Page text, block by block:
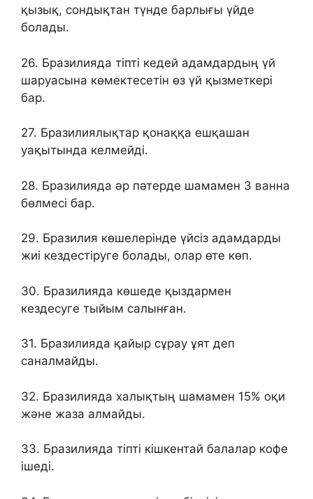
қызық, сондықтан түнде барлығы үйде
болады.
26. Бразилияда тіпті кедей адамдардың үй
шаруасына көмектесетін өз үй қызметкері
бар.
27. Бразилиялықтар қонаққа ешқашан
уақытында келмейді.
28. Бразилияда әр пәтерде шамамен 3 ванна
бөлмесі бар.
29. Бразилия көшелерінде үйсіз адамдарды
жиі кездестіруге болады, олар өте көп.
30. Бразилияда көшеде қыздармен
кездесуге тыйым салынған.
31. Бразилияда қайыр сұрау ұят деп
саналмайды.
32. Бразилияда халықтың шамамен 15% оқи
және жаза алмайды.
33. Бразилияда тіпті кішкентай балалар кофе
ішеді.